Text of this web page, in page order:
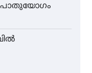
പൊതുയോഗം